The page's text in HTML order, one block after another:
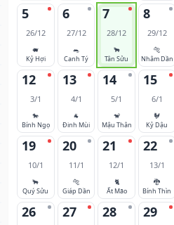
5
26/12
🐖
Kỷ Hợi
6
27/12
🐀
Canh Tý
7
28/12
🐂
Tân Sửu
8
29/12
🐅
Nhâm Dần
12
3/1
🐎
Bính Ngọ
13
4/1
🐐
Đinh Mùi
14
5/1
🐒
Mậu Thân
15
6/1
🐓
Kỷ Dậu
19
10/1
🐂
Quý Sửu
20
11/1
🐅
Giáp Dần
21
12/1
🐈
Ất Mão
22
13/1
🐉
Bính Thìn
26 27 28 29